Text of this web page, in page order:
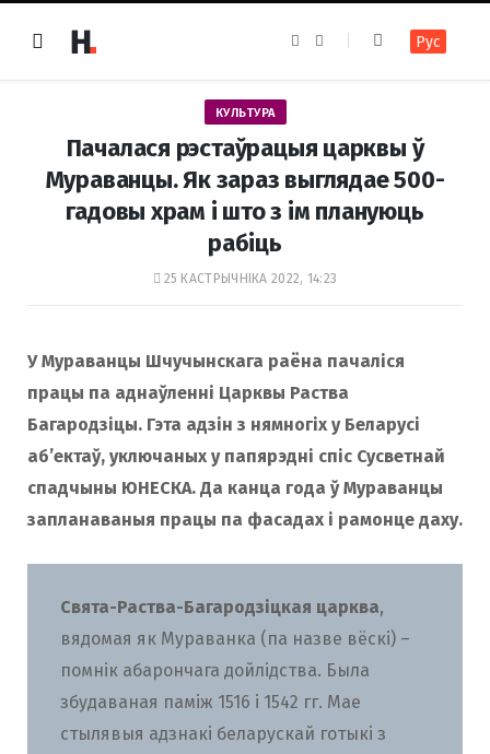
e
k
t
a
m
Рус
КУЛЬТУРА
Пачалася рэстаўрацыя царквы ў
Мураванцы. Як зараз выглядае 500-
гадовы храм і што з ім плануюць
рабіць
25 КАСТРЫЧНІКА 2022, 14:23
У Мураванцы Шчучынскага раёна пачаліся
працы па аднаўленні Царквы Раства
Багародзіцы. Гэта адзін з нямногіх у Беларусі
аб’ектаў, уключаных у папярэдні спіс Сусветнай
спадчыны ЮНЕСКА. Да канца года ў Мураванцы
запланаваныя працы па фасадах і рамонце даху.
Свята-Раства-Багародзіцкая царква,
вядомая як Мураванка (па назве вёскі) –
помнік абарончага дойлідства. Была
збудаваная паміж 1516 і 1542 гг. Мае
стылявыя адзнакі беларускай готыкі з